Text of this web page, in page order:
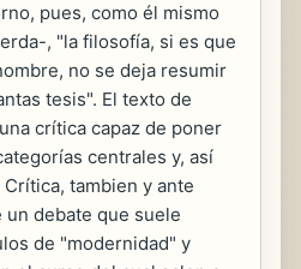
pues, como él mismo
, "la filosofía, si es que
no se deja resumir
tesis". El texto de
crítica capaz de poner
centrales y, así
tambien y ante
debate que suele
de "modernidad" y